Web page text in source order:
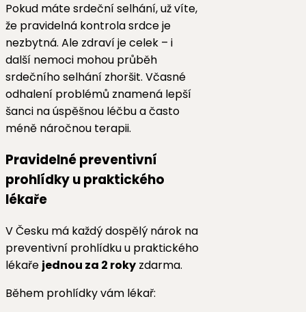
Pokud máte srdeční selhání, už víte,
že pravidelná kontrola srdce je
nezbytná. Ale zdraví je celek – i
další nemoci mohou průběh
srdečního selhání zhoršit. Včasné
odhalení problémů znamená lepší
šanci na úspěšnou léčbu a často
méně náročnou terapii.
Pravidelné preventivní
prohlídky u praktického
lékaře
V Česku má každý dospělý nárok na
preventivní prohlídku u praktického
lékaře jednou za 2 roky zdarma.
Během prohlídky vám lékař: